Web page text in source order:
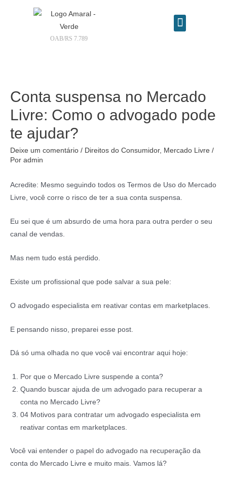
OAB/RS 7.789
Conta suspensa no Mercado
Livre: Como o advogado pode
te ajudar?
Deixe um comentário / Direitos do Consumidor, Mercado Livre /
Por admin
Acredite: Mesmo seguindo todos os Termos de Uso do Mercado
Livre, você corre o risco de ter a sua conta suspensa.
Eu sei que é um absurdo de uma hora para outra perder o seu
canal de vendas.
Mas nem tudo está perdido.
Existe um profissional que pode salvar a sua pele:
O advogado especialista em reativar contas em marketplaces.
E pensando nisso, preparei esse post.
Dá só uma olhada no que você vai encontrar aqui hoje:
Por que o Mercado Livre suspende a conta?
Quando buscar ajuda de um advogado para recuperar a
conta no Mercado Livre?
04 Motivos para contratar um advogado especialista em
reativar contas em marketplaces.
Você vai entender o papel do advogado na recuperação da
conta do Mercado Livre e muito mais. Vamos lá?